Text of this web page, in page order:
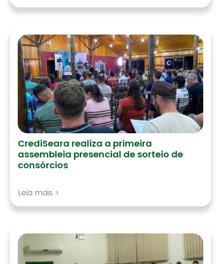
CrediSeara realiza a primeira
assembleia presencial de sorteio de
consórcios
Leia mais >